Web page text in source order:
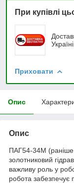
При купівлі
Приховати
Опис
Опис
ПАГ54-34М
золотниковий
важливу роль у
робота забезпечує